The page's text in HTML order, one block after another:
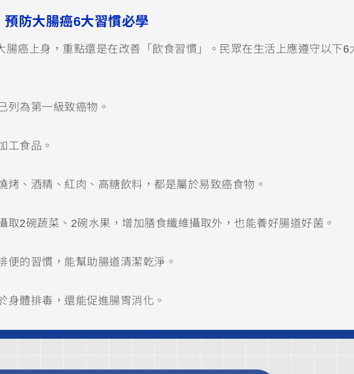
防大腸癌6大習慣必學
腸癌上身，重點還是在改善「飲食習慣」。民眾在生活上應遵守以下6
列為第一級致癌物。
工食品。
烤、酒精、紅肉、高糖飲料，都是屬於易致癌食物。
取2碗蔬菜、2碗水果，增加膳食纖維攝取外，也能養好腸道好菌。
便的習慣，能幫助腸道清潔乾淨。
身體排毒，還能促進腸胃消化。